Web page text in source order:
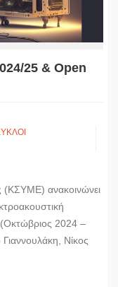
25 & Open
(ΚΣΥΜΕ) ανακοινώνει
(Οκτώβριος 2024 –
Γιαννουλάκη, Νίκος